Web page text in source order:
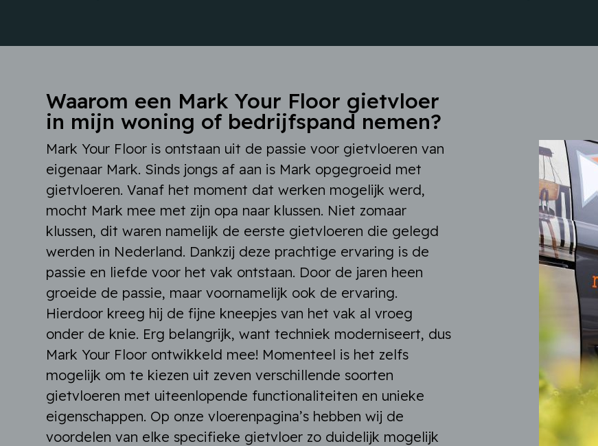
Waarom een Mark Your Floor gietvloer
in mijn woning of bedrijfspand nemen?
Mark Your Floor is ontstaan uit de passie voor gietvloeren van
eigenaar Mark. Sinds jongs af aan is Mark opgegroeid met
gietvloeren. Vanaf het moment dat werken mogelijk werd,
mocht Mark mee met zijn opa naar klussen. Niet zomaar
klussen, dit waren namelijk de eerste gietvloeren die gelegd
werden in Nederland. Dankzij deze prachtige ervaring is de
passie en liefde voor het vak ontstaan. Door de jaren heen
groeide de passie, maar voornamelijk ook de ervaring.
Hierdoor kreeg hij de fijne kneepjes van het vak al vroeg
onder de knie. Erg belangrijk, want techniek moderniseert, dus
Mark Your Floor ontwikkeld mee! Momenteel is het zelfs
mogelijk om te kiezen uit zeven verschillende soorten
gietvloeren met uiteenlopende functionaliteiten en unieke
eigenschappen. Op onze vloerenpagina’s hebben wij de
voordelen van elke specifieke gietvloer zo duidelijk mogelijk